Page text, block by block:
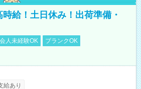
給！土日休み！出荷準備・
人未経験OK
ブランクOK
給あり